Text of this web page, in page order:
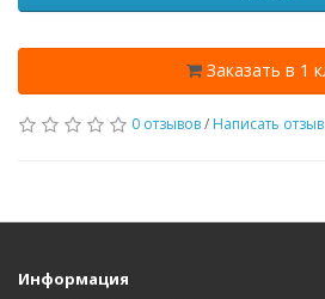
Заказать в 1
0 отзывов/ Написать отзыв
Информация